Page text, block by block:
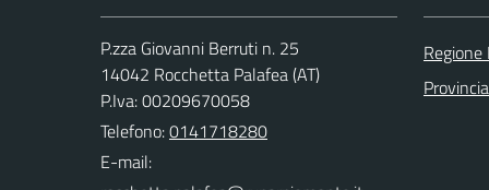
P.zza Giovanni Berruti n. 25
14042 Rocchetta Palafea (AT)
P.Iva: 00209670058
Telefono:0141718280
E-mail: